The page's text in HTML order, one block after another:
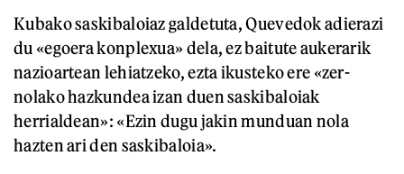
Kubako saskibaloiaz galdetuta, Quevedok adierazi
du «egoera konplexua» dela, ez baitute aukerarik
nazioartean lehiatzeko, ezta ikusteko ere «zer-
nolako hazkundea izan duen saskibaloiak
herrialdean»: «Ezin dugu jakin munduan nola
hazten ari den saskibaloia».